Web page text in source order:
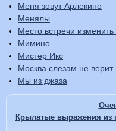
Меня зовут Арлекино
Менялы
Место встречи изменить
Мимино
Мистер Икс
Москва слезам не верит
Мы из джаза
Крылатые выражения из